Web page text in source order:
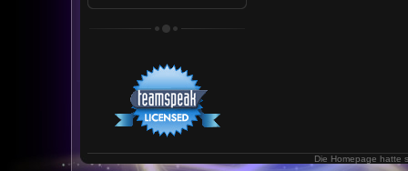
Die Homepage hatte